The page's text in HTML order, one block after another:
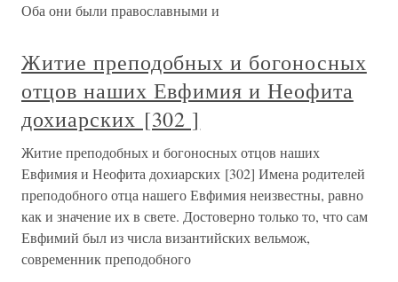
Оба они были православными и
Житие преподобных и богоносных
отцов наших Евфимия и Неофита
дохиарских [302 ]
Житие преподобных и богоносных отцов наших
Евфимия и Неофита дохиарских [302] Имена родителей
преподобного отца нашего Евфимия неизвестны, равно
как и значение их в свете. Достоверно только то, что сам
Евфимий был из числа византийских вельмож,
современник преподобного